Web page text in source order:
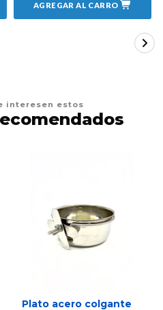
AGREGAR AL CARRO
interesen estos
Plato acero colgante